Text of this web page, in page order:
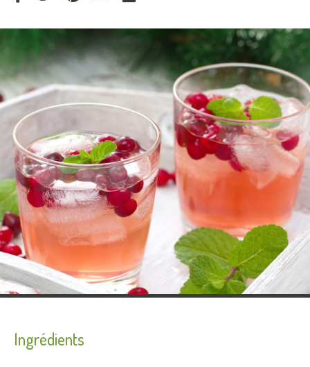
FacebookTwitterPinterestcourriel
Ingrédients